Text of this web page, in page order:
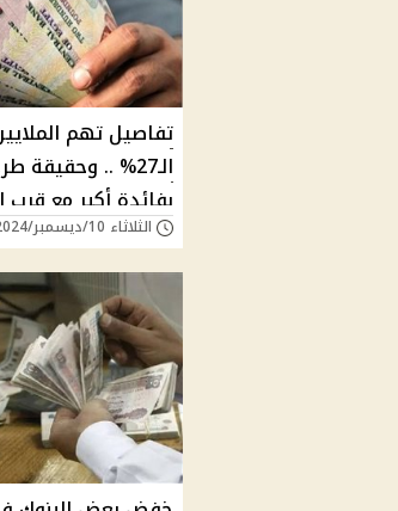
تفاصيل تهم
الـ27% ..
بفائدة أكبر مع قرب
الثلاثاء 10/ديسمبر/2024 - 08:17 ص